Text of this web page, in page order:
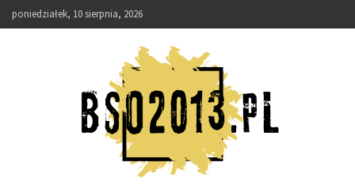
to
poniedziałek, 10 sierpnia, 2026